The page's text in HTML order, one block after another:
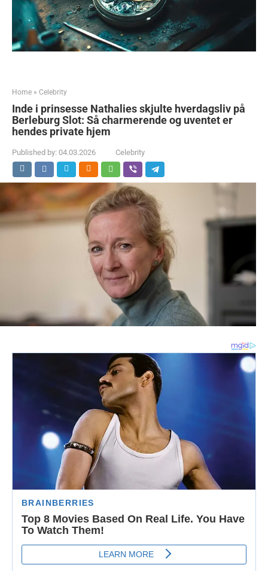
Home » Celebrity
Inde i prinsesse Nathalies skjulte hverdagsliv på
Berleburg Slot: Så charmerende og uventet er
hendes private hjem
Published by: 04.03.2026 Celebrity